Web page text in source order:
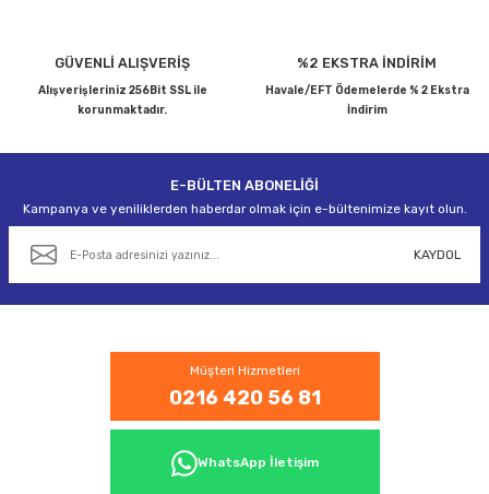
Bu ürüne benzer farklı alternatifler olmalı.
GÜVENLİ ALIŞVERİŞ
Alışverişleriniz 256Bit SSL ile
korunmaktadır.
%2 EKSTRA İNDİRİM
Havale/EFT Ödemelerde % 2 Ekstra
İndirim
E-BÜLTEN ABONELİĞİ
Kampanya ve yeniliklerden haberdar olmak için e-bültenimize kayıt olun.
KAYDOL
Müşteri Hizmetleri
0216 420 56 81
WhatsApp İletişim